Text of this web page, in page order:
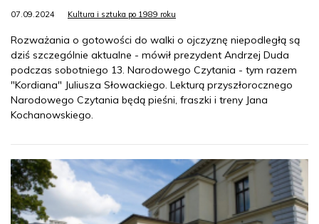
07.09.2024 Kultura i sztuka po 1989 roku
Rozważania o gotowości do walki o ojczyznę niepodległą są
dziś szczególnie aktualne - mówił prezydent Andrzej Duda
podczas sobotniego 13. Narodowego Czytania - tym razem
"Kordiana" Juliusza Słowackiego. Lekturą przyszłorocznego
Narodowego Czytania będą pieśni, fraszki i treny Jana
Kochanowskiego.